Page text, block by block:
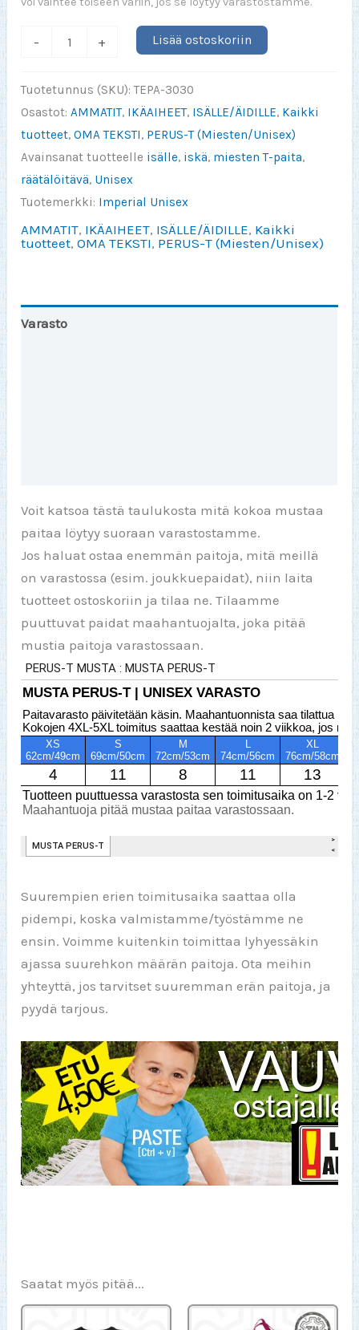
-
vain
tärkeimmät
määrä
+ Lisää ostoskoriin
Tuotetunnus (SKU):TEPA-3030
Osastot:AMMATIT, IKÄAIHEET, ISÄLLE/ÄIDILLE, Kaikki
tuotteet,OMA TEKSTI, PERUS-T (Miesten/Unisex)
Avainsanat tuotteelle isälle, iskä, miesten T-paita,
räätälöitävä, Unisex
Tuotemerkki: Imperial Unisex
AMMATIT, IKÄAIHEET, ISÄLLE/ÄIDILLE, Kaikki
tuotteet,OMA TEKSTI, PERUS-T (Miesten/Unisex)
Varasto
Voit katsoa tästä taulukosta mitä kokoa mustaa
paitaa löytyy suoraan varastostamme.
Jos haluat ostaa enemmän paitoja, mitä meillä
on varastossa (esim. joukkuepaidat), niin laita
tuotteet ostoskoriin ja tilaa ne. Tilaamme
puuttuvat paidat maahantuojalta, joka pitää
mustia paitoja varastossaan.
Suurempien erien toimitusaika saattaa olla
pidempi, koska valmistamme/työstämme ne
ensin. Voimme kuitenkin toimittaa lyhyessäkin
ajassa suurehkon määrän paitoja. Ota meihin
yhteyttä, jos tarvitset suuremman erän paitoja, ja
pyydä tarjous.
Saatat myös pitää...